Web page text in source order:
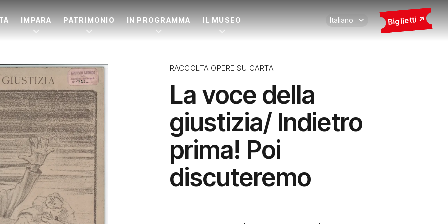
IMPARA PATRIMONIO IN PROGRAMMA IL MUSEO Biglietti
RACCOLTA OPERE SU CARTA
La voce della
giustizia/ Indietro
prima! Poi
discuteremo